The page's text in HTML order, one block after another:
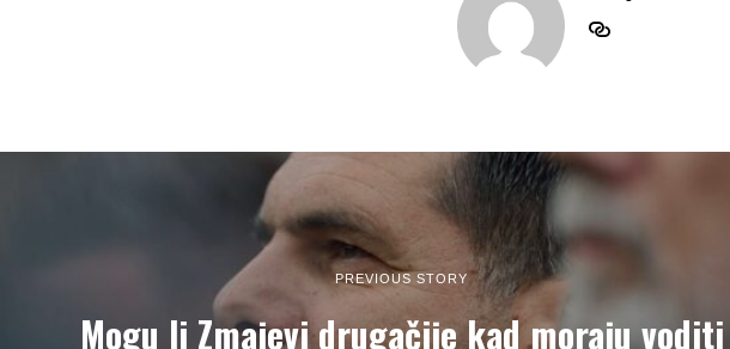
PREVIOUS STORY
Mogu li Zmajevi drugačije kad moraju voditi